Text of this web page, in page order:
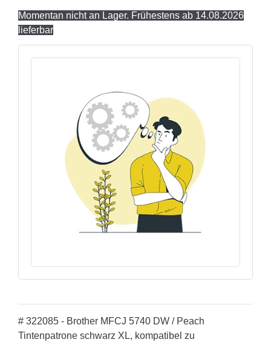
Momentan nicht an Lager. Frühestens ab 14.08.2026
lieferbar
# 322085 - Brother MFCJ 5740 DW / Peach
Tintenpatrone schwarz XL, kompatibel zu